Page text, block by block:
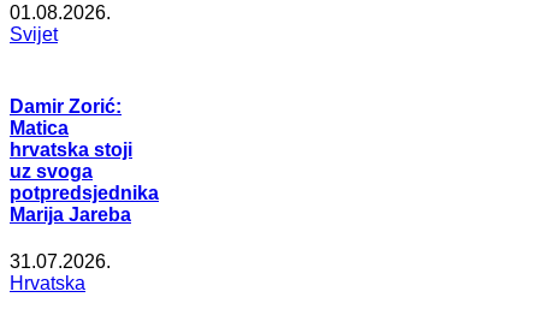
01.08.2026.
Svijet
Damir Zorić:
Matica
hrvatska stoji
uz svoga
potpredsjednika
Marija Jareba
31.07.2026.
Hrvatska